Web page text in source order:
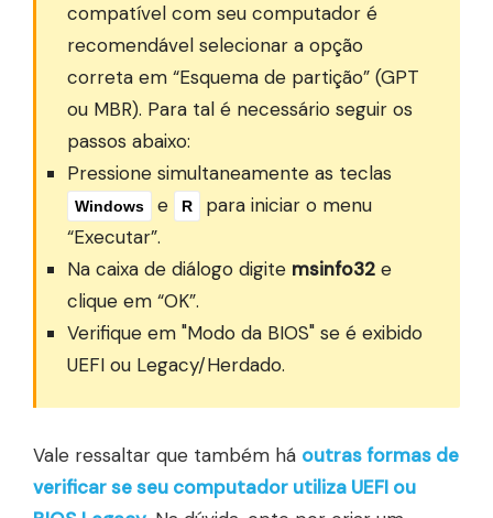
compatível com seu computador é
recomendável selecionar a opção
correta em “Esquema de partição” (GPT
ou MBR). Para tal é necessário seguir os
passos abaixo:
Pressione simultaneamente as teclas
Windows e R
para iniciar o menu
“Executar”.
Na caixa de diálogo digite msinfo32 e
clique em “OK”.
Verifique em "Modo da BIOS" se é exibido
UEFI ou Legacy/Herdado.
Vale ressaltar que também há outras formas de
verificar se seu computador utiliza UEFI ou